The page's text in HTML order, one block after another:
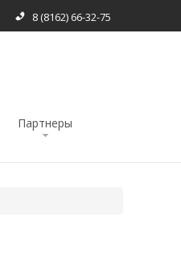
8 (8162) 66-32-75
Партнеры